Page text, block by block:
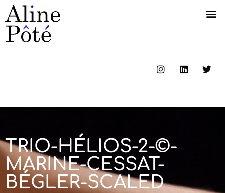
TRIO-HÉLIOS-2-©-
MARINE-CESSAT-
BÉGLER-SCALED